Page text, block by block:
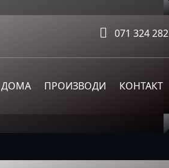
071 324 282
ДОМА ПРОИЗВОДИ КОНТАКТ